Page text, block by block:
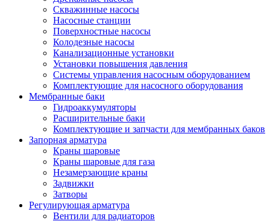
Скважинные насосы
Насосные станции
Поверхностные насосы
Колодезные насосы
Канализационные установки
Установки повышения давления
Системы управления насосным оборудованием
Комплектующие для насосного оборудования
Мембранные баки
Гидроаккумуляторы
Расширительные баки
Комплектующие и запчасти для мембранных баков
Запорная арматура
Краны шаровые
Краны шаровые для газа
Незамерзающие краны
Задвижки
Затворы
Регулирующая арматура
Вентили для радиаторов